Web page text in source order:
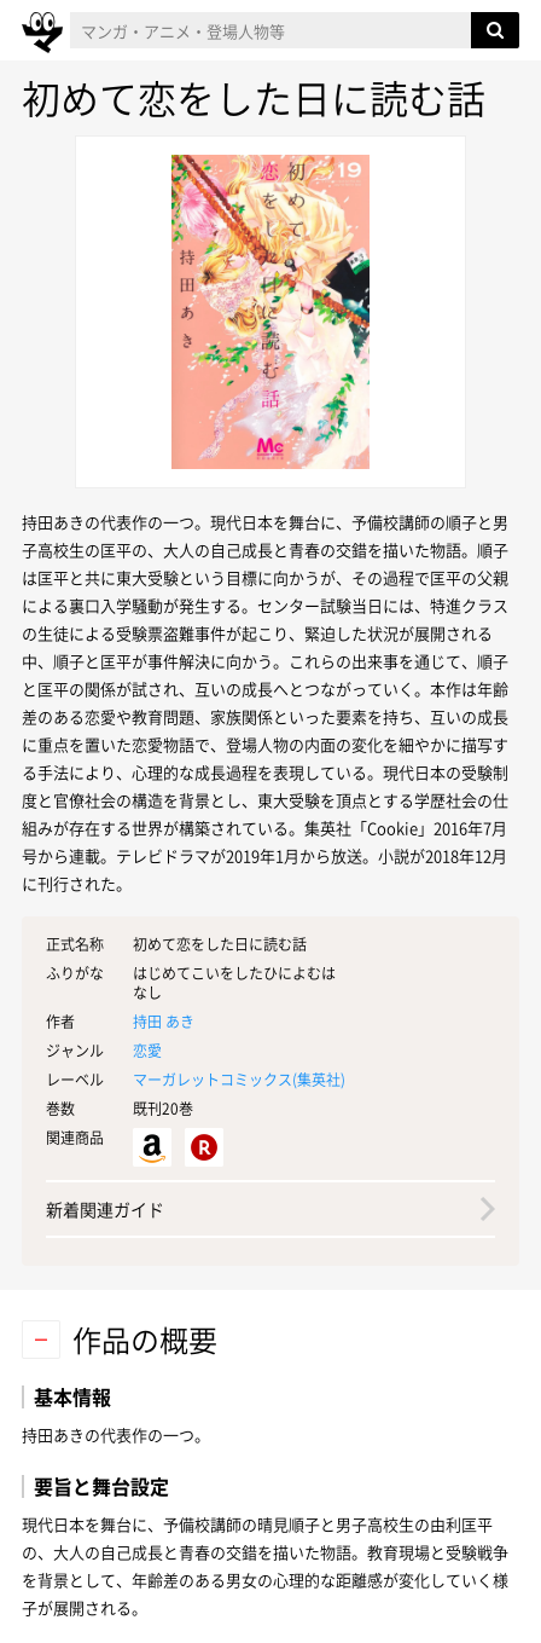
初めて恋をした日に読む話
持田あきの代表作の一つ。現代日本を舞台に、予備校講師の順子と男
子高校生の匡平の、大人の自己成長と青春の交錯を描いた物語。順子
は匡平と共に東大受験という目標に向かうが、その過程で匡平の父親
による裏口入学騒動が発生する。センター試験当日には、特進クラス
の生徒による受験票盗難事件が起こり、緊迫した状況が展開される
中、順子と匡平が事件解決に向かう。これらの出来事を通じて、順子
と匡平の関係が試され、互いの成長へとつながっていく。本作は年齢
差のある恋愛や教育問題、家族関係といった要素を持ち、互いの成長
に重点を置いた恋愛物語で、登場人物の内面の変化を細やかに描写す
る手法により、心理的な成長過程を表現している。現代日本の受験制
度と官僚社会の構造を背景とし、東大受験を頂点とする学歴社会の仕
組みが存在する世界が構築されている。集英社「Cookie」2016年7月
号から連載。テレビドラマが2019年1月から放送。小説が2018年12月
に刊行された。
正式名称
初めて恋をした日に読む話
ふりがな
はじめてこいをしたひによむは
なし
作者
持田 あき
ジャンル
恋愛
レーベル
マーガレットコミックス(集英社)
巻数
既刊20巻
関連商品
新着関連ガイド
作品の概要
基本情報
持田あきの代表作の一つ。
要旨と舞台設定
現代日本を舞台に、予備校講師の晴見順子と男子高校生の由利匡平
の、大人の自己成長と青春の交錯を描いた物語。教育現場と受験戦争
を背景として、年齢差のある男女の心理的な距離感が変化していく様
子が展開される。